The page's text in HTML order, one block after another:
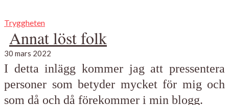
Tryggheten
Annat löst folk
30 mars 2022
I detta inlägg kommer jag att pressentera
personer som betyder mycket för mig och
som då och då förekommer i min blogg.